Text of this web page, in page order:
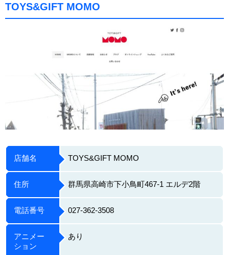
TOYS&GIFT MOMO
店舗名 TOYS&GIFT MOMO
住所 群馬県高崎市下小鳥町467-1 エルデ2階
電話番号 027-362-3508
アニメー
ション
あり